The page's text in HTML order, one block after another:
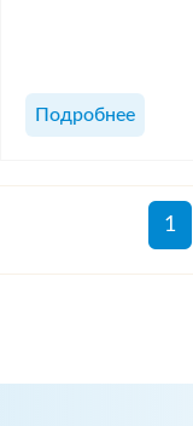
Подробнее
1